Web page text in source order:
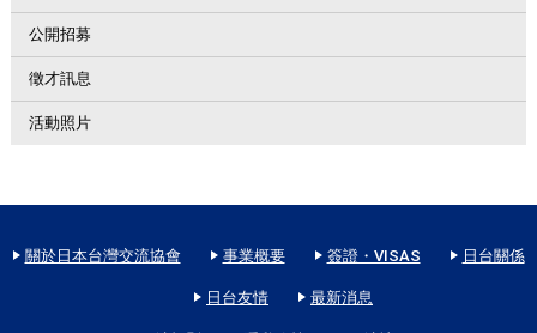
公開招募
徵才訊息
活動照片
關於日本台灣交流協會 事業概要 簽證・VISAS 日台關係
日台友情 最新消息